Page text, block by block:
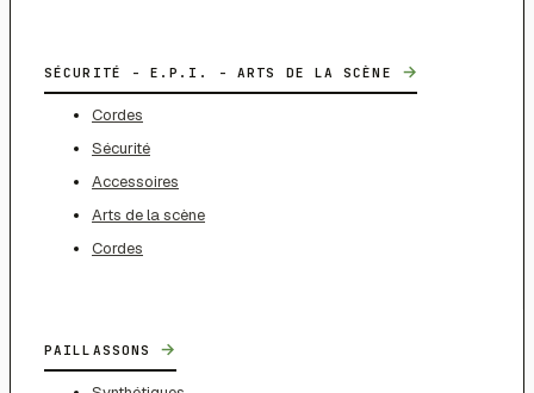
SÉCURITÉ - E.P.I. - ARTS DE LA SCÈNE →
Cordes
Sécurité
Accessoires
Arts de la scène
Cordes
PAILLASSONS →